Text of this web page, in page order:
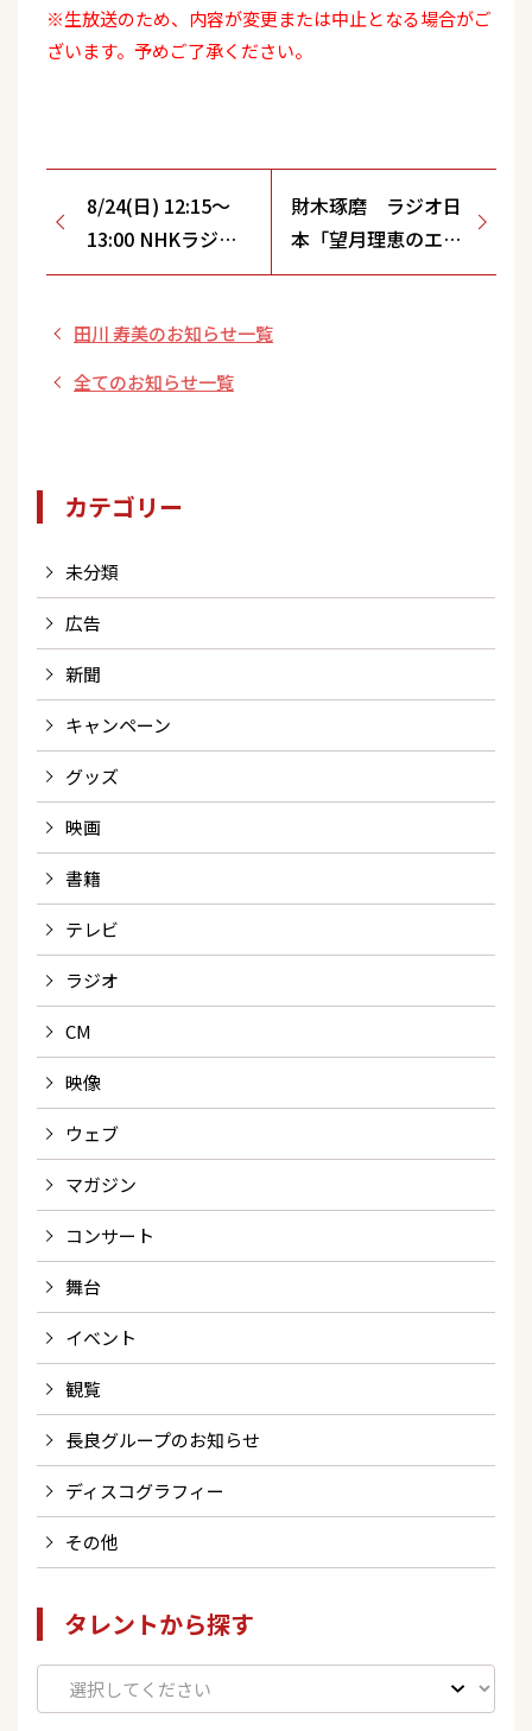
※生放送のため、内容が変更または中止となる場合がご
ざいます。予めご了承ください。
8/24(日) 12:15～
13:00 NHKラジオ
第１／NHKFM
演します
財木琢磨 ラジオ日
本「望月理恵のエン
タメ☆カフェ」出
田川 寿美のお知らせ一覧
全てのお知らせ一覧
カテゴリー
未分類
広告
新聞
キャンペーン
グッズ
映画
書籍
テレビ
ラジオ
CM
映像
ウェブ
マガジン
コンサート
舞台
イベント
観覧
長良グループのお知らせ
ディスコグラフィー
その他
タレントから探す